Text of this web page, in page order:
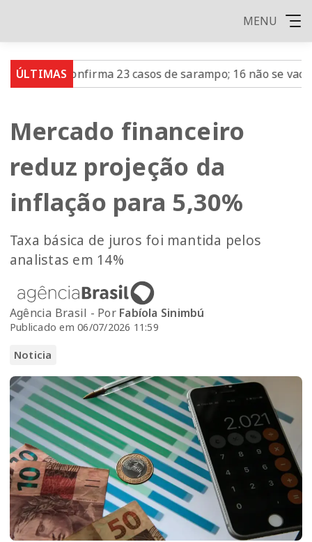
MENU
ÚLTIMAS
confirma 23 casos de sarampo; 16 não se vacinaram
Mercado financeiro
reduz projeção da
inflação para 5,30%
Taxa básica de juros foi mantida pelos
analistas em 14%
Agência Brasil - Por Fabíola Sinimbú
Publicado em 06/07/2026 11:59
Noticia